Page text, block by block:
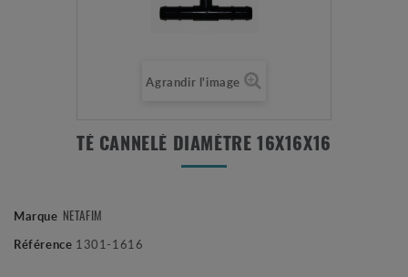
Agrandir l'image
TÉ CANNELÉ DIAMÈTRE 16X16X16
Marque NETAFIM
Référence 1301-1616